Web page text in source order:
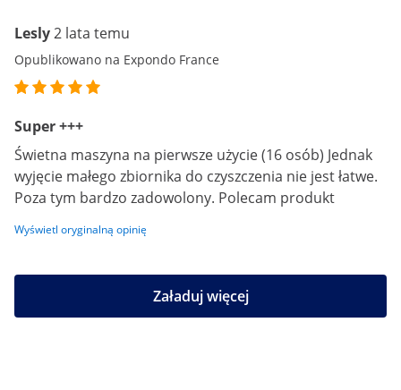
Lesly2 lata temu
Opublikowano na Expondo France
Super +++
Świetna maszyna na pierwsze użycie (16 osób) Jednak
wyjęcie małego zbiornika do czyszczenia nie jest łatwe.
Poza tym bardzo zadowolony. Polecam produkt
Wyświetl oryginalną opinię
Załaduj więcej